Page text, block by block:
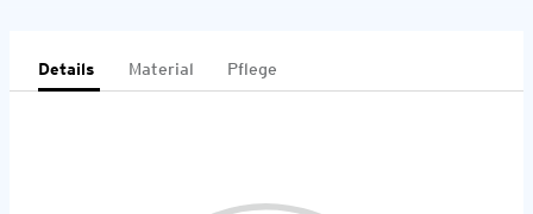
Details Material Pflege